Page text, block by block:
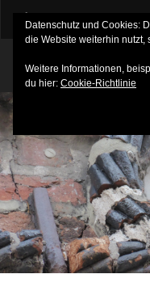
Datenschutz und Cookies:
die Website weiterhin nutzt,
Weitere Informationen,
du hier: Cookie-Richtlinie